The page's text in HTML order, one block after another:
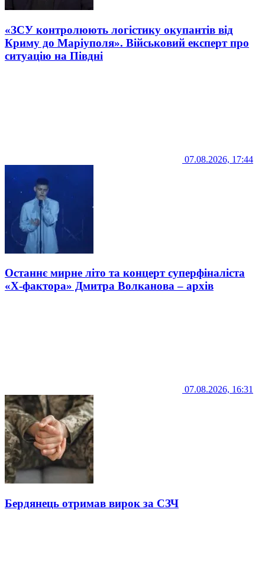
«ЗСУ контролюють логістику окупантів від
Криму до Маріуполя». Військовий експерт про
ситуацію на Півдні
07.08.2026, 17:44
Останнє мирне літо та концерт суперфіналіста
«Х-фактора» Дмитра Волканова – архів
07.08.2026, 16:31
Бердянець отримав вирок за СЗЧ